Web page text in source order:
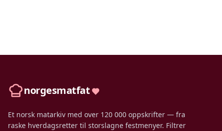
norgesmatfat
Et norsk matarkiv med over 120 000 oppskrifter — fra
raske hverdagsretter til storslagne festmenyer. Filtrer